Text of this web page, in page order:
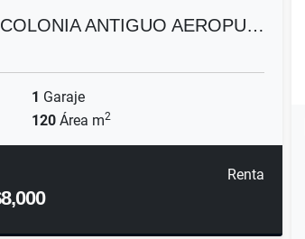
ANTIGUO AEROPU…
1 Garaje
120 Área m2
Renta